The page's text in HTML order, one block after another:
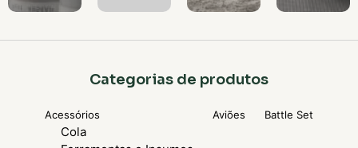
Categorias de produtos
Acessórios
Cola
Aviões Battle Set